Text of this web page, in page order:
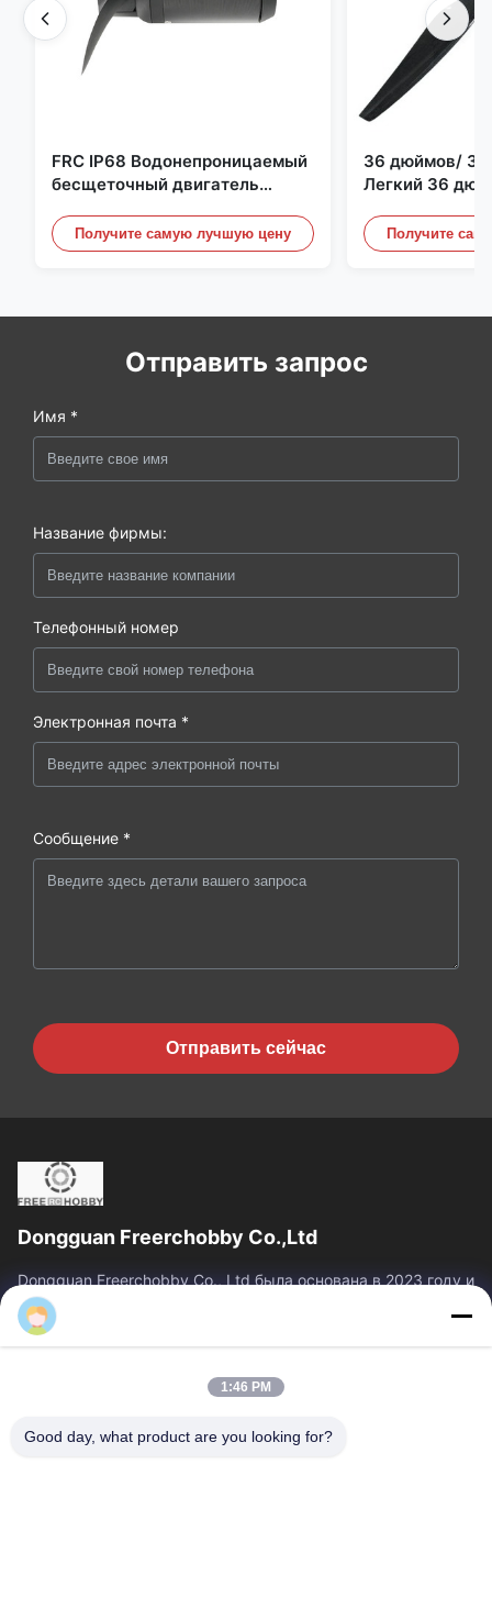
FRC IP68 Водонепроницаемый
бесщеточный двигатель
4 кВт 45 кг Упор для лодки для
серфинга Подводное
Получите самую лучшую цену
36 дюймов/
Легкий 36
Пропеллерные
Дронного
Получите
Отправить запрос
Имя *
Название фирмы:
Телефонный номер
Электронная почта *
Сообщение *
Отправить сейчас
Dongguan Freerchobby Co.,Ltd
Dongguan Freerchobby Co., Ltd была основана в 2023 году и
расположена в Донгуане, известном как фабрика
мира.Современный завод ООО занимает площадь...
Быстрые Связи
Продукция
О Компании
Наша Фабрика
1:46 PM
Good day, what product are you looking for?